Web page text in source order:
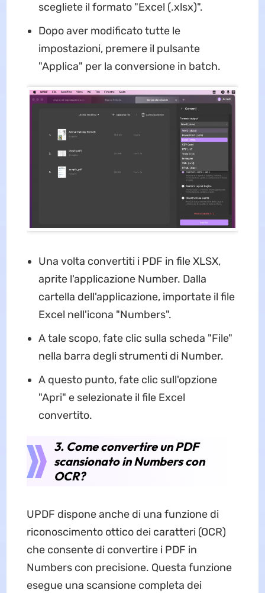
scegliete il formato "Excel (.xlsx)".
Dopo aver modificato tutte le
impostazioni, premere il pulsante
"Applica" per la conversione in batch.
Una volta convertiti i PDF in file XLSX,
aprite l'applicazione Number. Dalla
cartella dell'applicazione, importate il file
Excel nell'icona "Numbers".
A tale scopo, fate clic sulla scheda "File"
nella barra degli strumenti di Number.
A questo punto, fate clic sull'opzione
"Apri" e selezionate il file Excel
convertito.
3. Come convertire un PDF
scansionato in Numbers con
OCR?
UPDF dispone anche di una funzione di
riconoscimento ottico dei caratteri (OCR)
che consente di convertire i PDF in
Numbers con precisione. Questa funzione
esegue una scansione completa dei